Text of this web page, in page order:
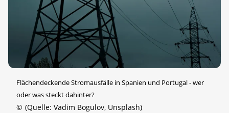
Flächendeckende Stromausfälle in Spanien und Portugal - wer
oder was steckt dahinter?
© (Quelle: Vadim Bogulov, Unsplash)